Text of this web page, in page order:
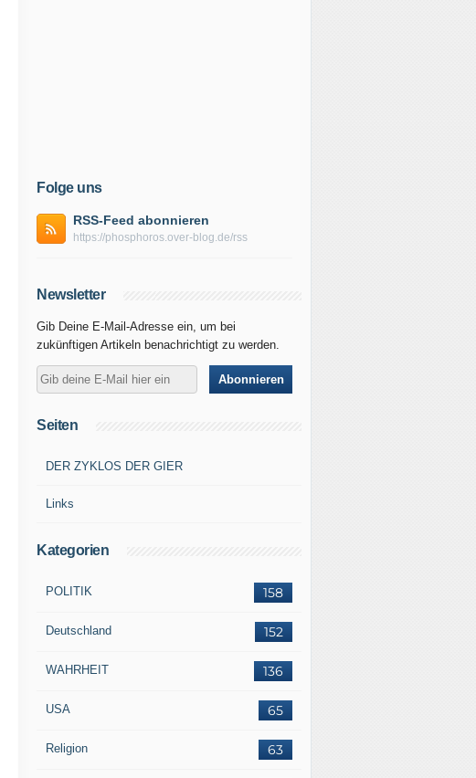
Folge uns
RSS-Feed abonnieren
https://phosphoros.over-blog.de/rss
Newsletter
Gib Deine E-Mail-Adresse ein, um bei
zukünftigen Artikeln benachrichtigt zu werden.
Seiten
DER ZYKLOS DER GIER
Links
Kategorien
158
POLITIK
152
Deutschland
136
WAHRHEIT
65
USA
63
Religion